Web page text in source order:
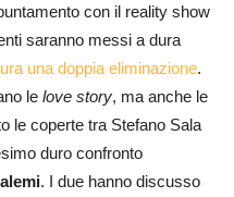
con il reality show
saranno messi a dura
una doppia eliminazione.
le love story, ma anche le
le coperte tra Stefano Sala
duro confronto
. I due hanno discusso